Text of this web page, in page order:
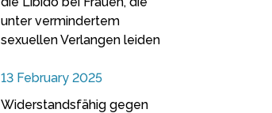
unter vermindertem
sexuellen Verlangen leiden
13 February 2025
Widerstandsfähig gegen